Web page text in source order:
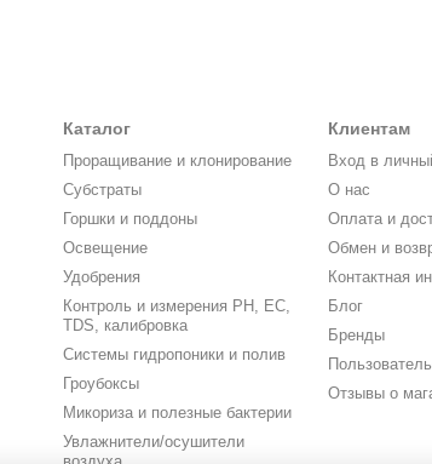
Каталог
Проращивание и клонирование
Субстраты
Горшки и поддоны
Освещение
Удобрения
Контроль и измерения PH, EC,
TDS, калибровка
Системы гидропоники и полив
Гроубоксы
Микориза и полезные бактерии
Увлажнители/осушители
Клиентам
Вход в
О нас
Оплата и
Обмен и
Контактная
Блог
Бренды
Отзывы о